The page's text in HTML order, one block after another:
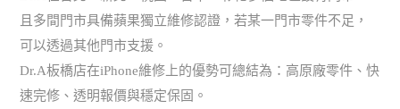
且多間門市具備蘋果獨立維修認證，若某一門市零件不足，
可以透過其他門市支援。
Dr.A板橋店在iPhone維修上的優勢可總結為：高原廠零件、快
速完修、透明報價與穩定保固。